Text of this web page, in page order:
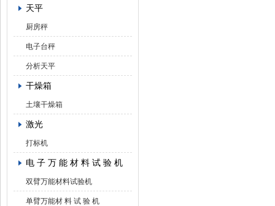
天平
厨房秤
电子台秤
分析天平
干燥箱
土壤干燥箱
激光
打标机
电 子 万 能 材 料 试 验 机
双臂万能材料试验机
单臂万能材 料 试 验 机